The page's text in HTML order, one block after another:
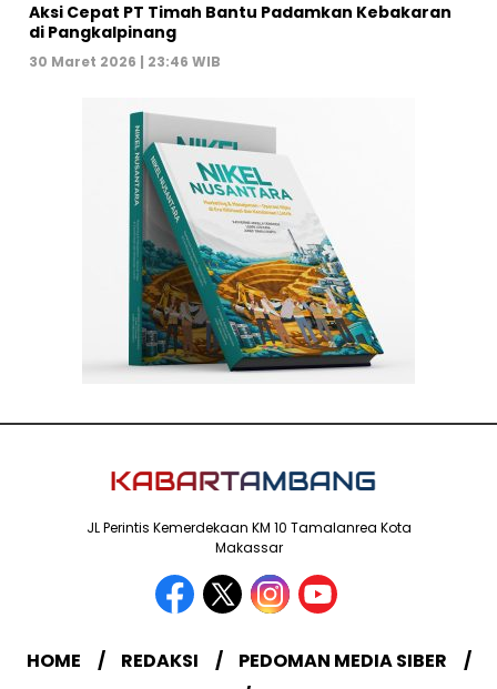
Aksi Cepat PT Timah Bantu Padamkan Kebakaran
di Pangkalpinang
30 Maret 2026 | 23:46 WIB
JL Perintis Kemerdekaan KM 10 Tamalanrea Kota
Makassar
HOME REDAKSI
PEDOMAN MEDIA SIBER